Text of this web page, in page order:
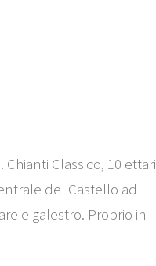
Classico, 10 ettari
del Castello ad
e galestro. Proprio in